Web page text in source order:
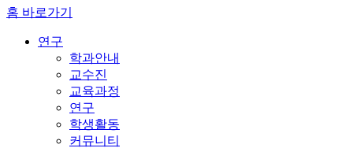
홈 바로가기
연구
학과안내
교수진
교육과정
연구
학생활동
커뮤니티